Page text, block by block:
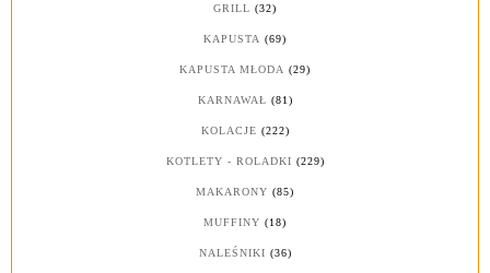
GRILL (32)
KAPUSTA (69)
KAPUSTA MŁODA (29)
KARNAWAŁ (81)
KOLACJE (222)
KOTLETY - ROLADKI (229)
MAKARONY (85)
MUFFINY (18)
NALEŚNIKI (36)